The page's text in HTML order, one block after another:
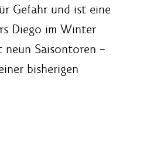
Gefahr und ist eine
Diego im Winter
neun Saisontoren –
bisherigen